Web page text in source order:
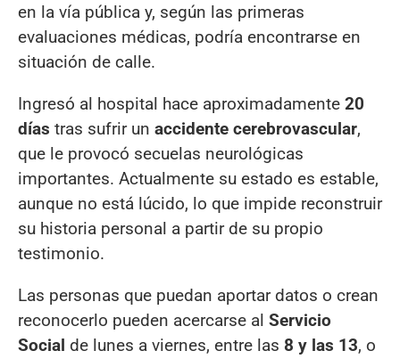
en la vía pública y, según las primeras
evaluaciones médicas, podría encontrarse en
situación de calle.
Ingresó al hospital hace aproximadamente 20
días tras sufrir un accidente cerebrovascular,
que le provocó secuelas neurológicas
importantes. Actualmente su estado es estable,
aunque no está lúcido, lo que impide reconstruir
su historia personal a partir de su propio
testimonio.
Las personas que puedan aportar datos o crean
reconocerlo pueden acercarse al Servicio
Social de lunes a viernes, entre las 8 y las 13, o